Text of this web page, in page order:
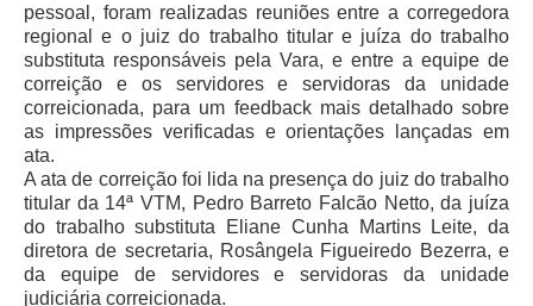
Diário Oficial
Eliminação de Autos
Ementário
Produtividade dos magistrados
Regimento Interno
Regulamento Geral
Resolução do Plantão Judiciário
pessoal, foram realizadas reuniões entre a corregedora
regional e o juiz do trabalho titular e juíza do trabalho
substituta responsáveis pela Vara, e entre a equipe de
correição e os servidores e servidoras da unidade
correicionada, para um feedback mais detalhado sobre
as impressões verificadas e orientações lançadas em
ata.
A ata de correição foi lida na presença do juiz do trabalho
titular da 14ª VTM, Pedro Barreto Falcão Netto, da juíza
do trabalho substituta Eliane Cunha Martins Leite, da
diretora de secretaria, Rosângela Figueiredo Bezerra, e
da equipe de servidores e servidoras da unidade
judiciária correicionada.